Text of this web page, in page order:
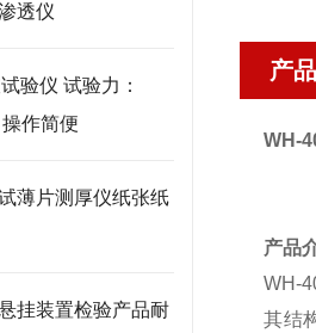
透仪
验仪 试验力：
作简便
薄片测厚仪纸张纸
挂装置检验产品耐
产
WH-
产品
WH-
其结